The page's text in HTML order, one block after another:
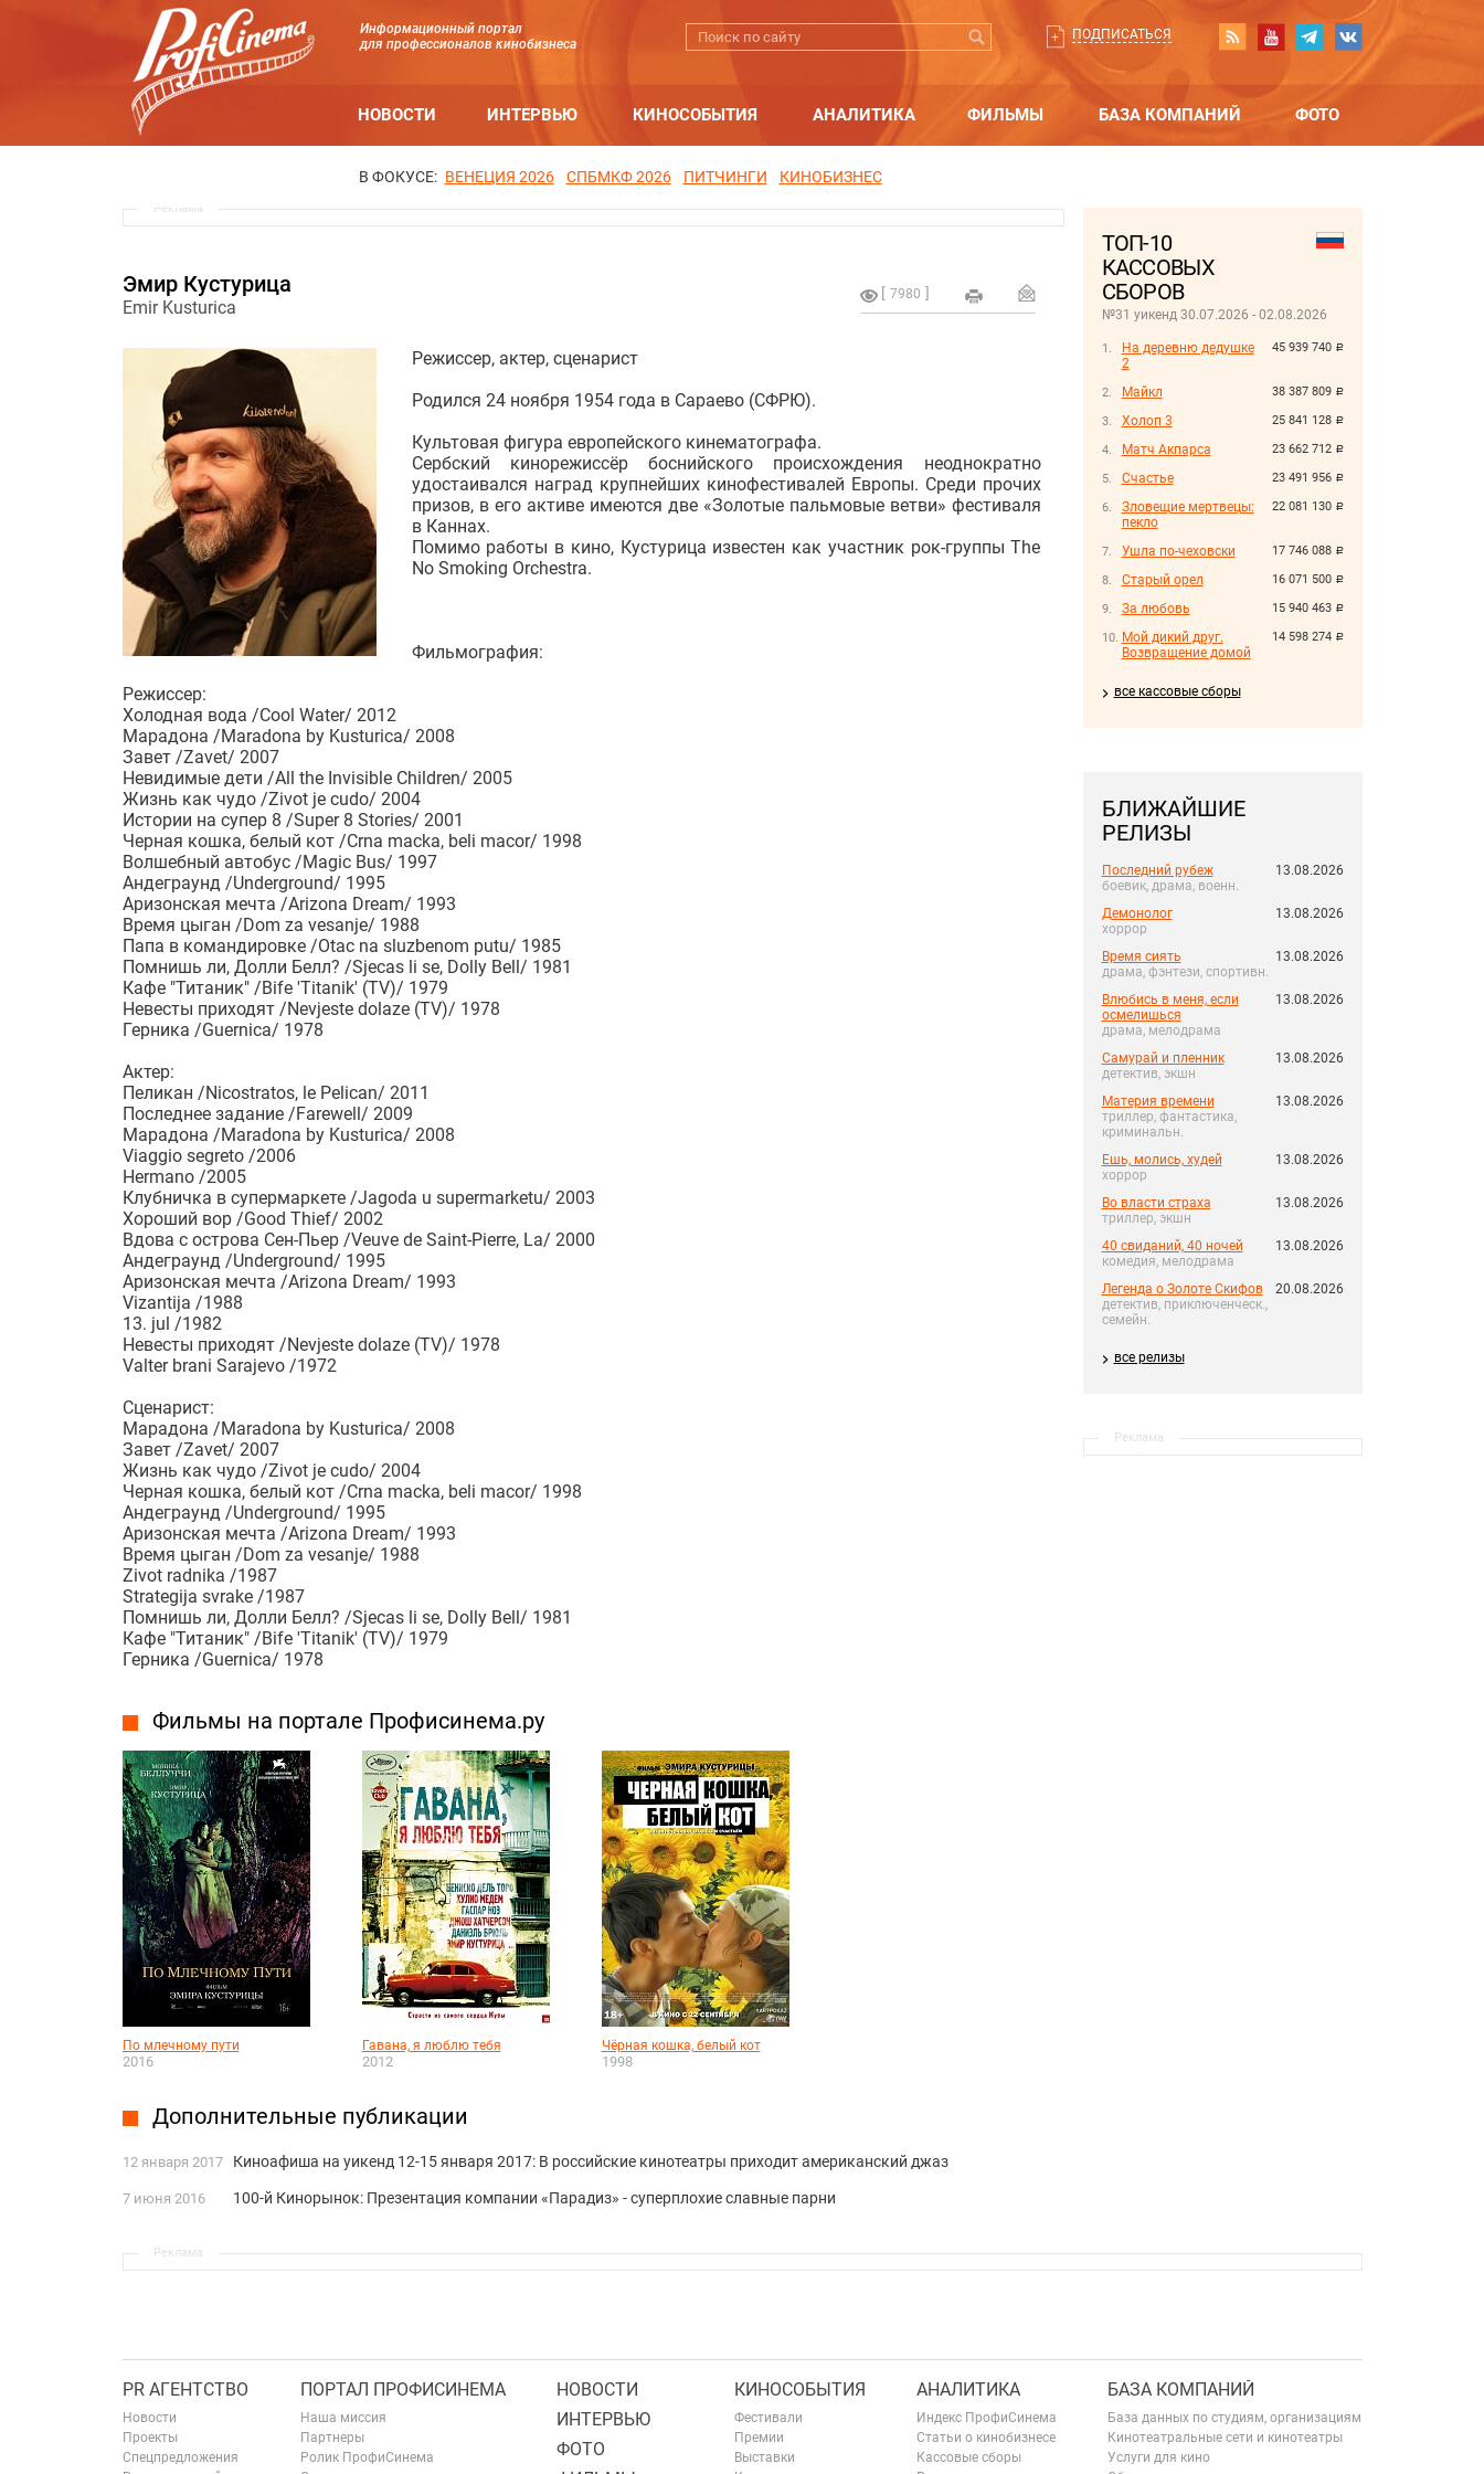
Информационный портал
для профессионалов кинобизнеса
ПОДПИСАТЬСЯ
НОВОСТИ ИНТЕРВЬЮ КИНОСОБЫТИЯ АНАЛИТИКА ФИЛЬМЫ БАЗА КОМПАНИЙ ФОТО
В ФОКУСЕ: ВЕНЕЦИЯ 2026 СПБМКФ 2026 ПИТЧИНГИ КИНОБИЗНЕС
ТОП-10
КАССОВЫХ
СБОРОВ
№31 уикенд 30.07.2026 - 02.08.2026
45 939 740 руб.
На деревню дедушке
2
38 387 809 руб.
Майкл
25 841 128 руб.
Холоп 3
23 662 712 руб.
Матч Акпарса
23 491 956 руб.
Счастье
22 081 130 руб.
Зловещие мертвецы:
пекло
17 746 088 руб.
Ушла по-чеховски
16 071 500 руб.
Старый орел
15 940 463 руб.
За любовь
14 598 274 руб.
Мой дикий друг.
Возвращение домой
все кассовые сборы
БЛИЖАЙШИЕ
РЕЛИЗЫ
Последний рубеж
боевик, драма, военн.
13.08.2026
Демонолог
хоррор
13.08.2026
Время сиять
драма, фэнтези, спортивн.
13.08.2026
Влюбись в меня, если
осмелишься
драма, мелодрама
13.08.2026
Самурай и пленник
детектив, экшн
13.08.2026
Материя времени
триллер, фантастика,
криминальн.
13.08.2026
Ешь, молись, худей
хоррор
13.08.2026
Во власти страха
триллер, экшн
13.08.2026
40 свиданий, 40 ночей
комедия, мелодрама
13.08.2026
Легенда о Золоте Скифов
детектив, приключенческ.,
семейн.
20.08.2026
все релизы
Реклама
Реклама
7980
Эмир Кустурица
Emir Kusturica
Режиссер, актер, сценарист
Родился 24 ноября 1954 года в Сараево (СФРЮ).
Культовая фигура европейского кинематографа.
Сербский кинорежиссёр боснийского происхождения неоднократно
удостаивался наград крупнейших кинофестивалей Европы. Среди прочих
призов, в его активе имеются две «Золотые пальмовые ветви» фестиваля
в Каннах.
Помимо работы в кино, Кустурица известен как участник рок-группы The
No Smoking Orchestra.
Фильмография:
Режиссер:
Холодная вода /Cool Water/ 2012
Марадона /Maradona by Kusturica/ 2008
Завет /Zavet/ 2007
Невидимые дети /All the Invisible Children/ 2005
Жизнь как чудо /Zivot je cudo/ 2004
Истории на супер 8 /Super 8 Stories/ 2001
Черная кошка, белый кот /Crna macka, beli macor/ 1998
Волшебный автобус /Magic Bus/ 1997
Андеграунд /Underground/ 1995
Аризонская мечта /Arizona Dream/ 1993
Время цыган /Dom za vesanje/ 1988
Папа в командировке /Otac na sluzbenom putu/ 1985
Помнишь ли, Долли Белл? /Sjecas li se, Dolly Bell/ 1981
Кафе "Титаник" /Bife 'Titanik' (TV)/ 1979
Невесты приходят /Nevjeste dolaze (TV)/ 1978
Герника /Guernica/ 1978
Актер:
Пеликан /Nicostratos, le Pelican/ 2011
Последнее задание /Farewell/ 2009
Марадона /Maradona by Kusturica/ 2008
Viaggio segreto /2006
Hermano /2005
Клубничка в супермаркете /Jagoda u supermarketu/ 2003
Хороший вор /Good Thief/ 2002
Вдова с острова Сен-Пьер /Veuve de Saint-Pierre, La/ 2000
Андеграунд /Underground/ 1995
Аризонская мечта /Arizona Dream/ 1993
Vizantija /1988
13. jul /1982
Невесты приходят /Nevjeste dolaze (TV)/ 1978
Valter brani Sarajevo /1972
Сценарист:
Марадона /Maradona by Kusturica/ 2008
Завет /Zavet/ 2007
Жизнь как чудо /Zivot je cudo/ 2004
Черная кошка, белый кот /Crna macka, beli macor/ 1998
Андеграунд /Underground/ 1995
Аризонская мечта /Arizona Dream/ 1993
Время цыган /Dom za vesanje/ 1988
Zivot radnika /1987
Strategija svrake /1987
Помнишь ли, Долли Белл? /Sjecas li se, Dolly Bell/ 1981
Кафе "Титаник" /Bife 'Titanik' (TV)/ 1979
Герника /Guernica/ 1978
Фильмы на портале Профисинема.ру
По млечному пути
2016
Гавана, я люблю тебя
2012
Чёрная кошка, белый кот
1998
Дополнительные публикации
12 января 2017 Киноафиша на уикенд 12-15 января 2017: В российские кинотеатры приходит американский джаз
7 июня 2016 100-й Кинорынок: Презентация компании «Парадиз» - суперплохие славные парни
Реклама
PR АГЕНТСТВО
Новости
Проекты
Спецпредложения
ПОРТАЛ ПРОФИСИНЕМА
Наша миссия
Партнеры
Ролик ПрофиСинема
НОВОСТИ
ИНТЕРВЬЮ
ФОТО
КИНОСОБЫТИЯ
Фестивали
Премии
Выставки
АНАЛИТИКА
Индекс ПрофиСинема
Статьи о кинобизнесе
Кассовые сборы
БАЗА КОМПАНИЙ
База данных по студиям, организациям
Кинотеатральные сети и кинотеатры
Услуги для кино